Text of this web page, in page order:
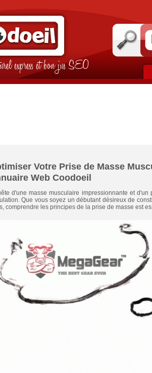
express et bon jus SEO
Votre Prise de Masse
Web Coodoeil
d'une masse musculaire impressionnante et
Que vous soyez un débutant désireux de
comprendre les principes de la prise de masse est